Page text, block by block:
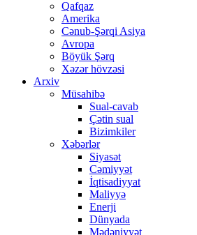
Qafqaz
Amerika
Cənub-Şərqi Asiya
Avropa
Böyük Şərq
Xəzər hövzəsi
Arxiv
Müsahibə
Sual-cavab
Çətin sual
Bizimkiler
Xəbərlər
Siyasət
Cəmiyyət
İqtisadiyyat
Maliyyə
Enerji
Dünyada
Mədəniyyət